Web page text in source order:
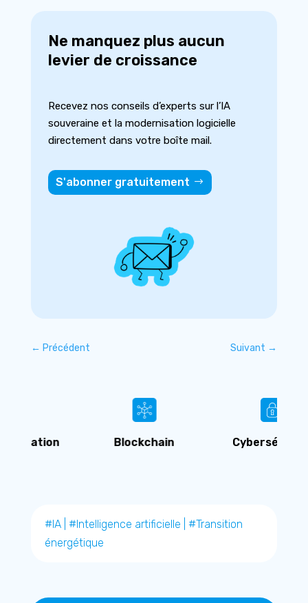
Ne manquez plus aucun
levier de croissance
Recevez nos conseils d’experts sur l’IA
souveraine et la modernisation logicielle
directement dans votre boîte mail.
S'abonner gratuitement
← Précédent Suivant →
Blockchain Cybersécurité
#IA| #Intelligence artificielle
#Transition
énergétique